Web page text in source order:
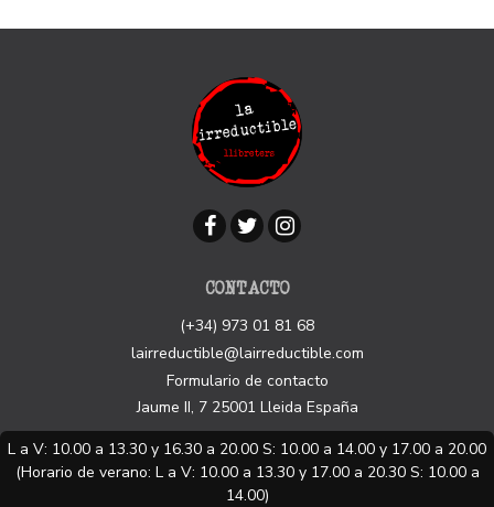
CONTACTO
(+34) 973 01 81 68
lairreductible@lairreductible.com
Formulario de contacto
Jaume II, 7 25001 Lleida España
L a V: 10.00 a 13.30 y 16.30 a 20.00 S: 10.00 a 14.00 y 17.00 a 20.00
(Horario de verano: L a V: 10.00 a 13.30 y 17.00 a 20.30 S: 10.00 a
14.00)